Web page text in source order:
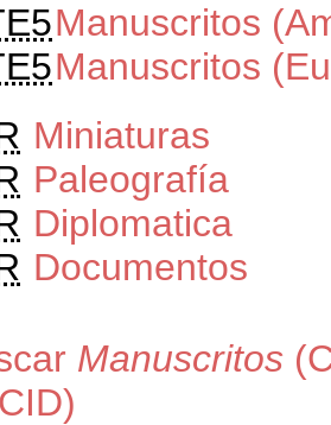
Manuscritos
Manuscritos
Miniaturas
Paleografía
Diplomatica
Documentos
Manuscritos